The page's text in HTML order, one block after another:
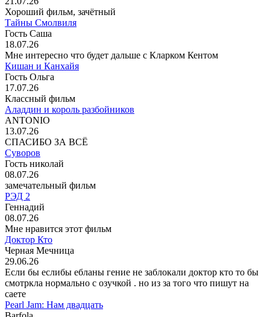
Хороший фильм, зачётный
Тайны Смолвиля
Гость Саша
18.07.26
Мне интересно что будет дальше с Кларком Кентом
Кишан и Канхайя
Гость Ольга
17.07.26
Классный фильм
Аладдин и король разбойников
ANTONIO
13.07.26
СПАСИБО ЗА ВСЁ
Суворов
Гость николай
08.07.26
замечательный фильм
РЭД 2
Геннадий
08.07.26
Мне нравится этот фильм
Доктор Кто
Черная Мечница
29.06.26
Если бы еслибы ебланы гение не заблокали доктор кто то бы
смотркла нормально с озучкой . но из за того что пишут на
саете
Pearl Jam: Нам двадцать